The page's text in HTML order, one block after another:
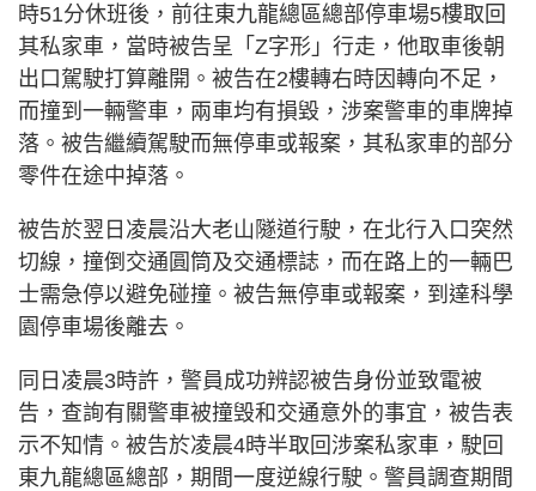
時51分休班後，前往東九龍總區總部停車場5樓取回
其私家車，當時被告呈「Z字形」行走，他取車後朝
出口駕駛打算離開。被告在2樓轉右時因轉向不足，
而撞到一輛警車，兩車均有損毀，涉案警車的車牌掉
落。被告繼續駕駛而無停車或報案，其私家車的部分
零件在途中掉落。
被告於翌日凌晨沿大老山隧道行駛，在北行入口突然
切線，撞倒交通圓筒及交通標誌，而在路上的一輛巴
士需急停以避免碰撞。被告無停車或報案，到達科學
園停車場後離去。
同日凌晨3時許，警員成功辨認被告身份並致電被
告，查詢有關警車被撞毁和交通意外的事宜，被告表
示不知情。被告於凌晨4時半取回涉案私家車，駛回
東九龍總區總部，期間一度逆線行駛。警員調查期間